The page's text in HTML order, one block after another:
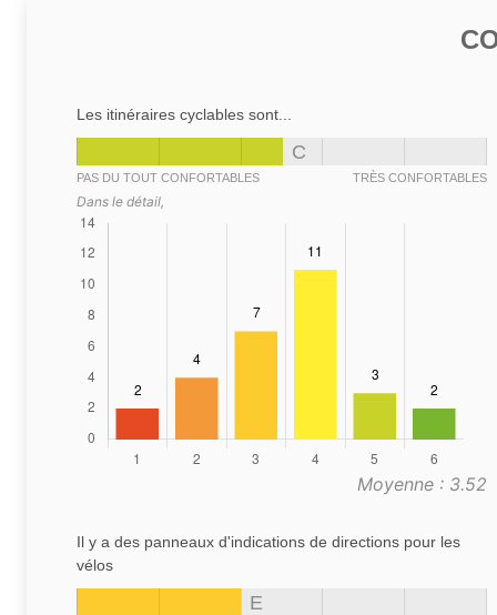
Les itinéraires cyclables sont...
C
PAS DU TOUT CONFORTABLES TRÈS CONFORTABLES
Dans le détail,
Moyenne : 3.52
Il y a des panneaux d'indications de directions pour les
vélos
E